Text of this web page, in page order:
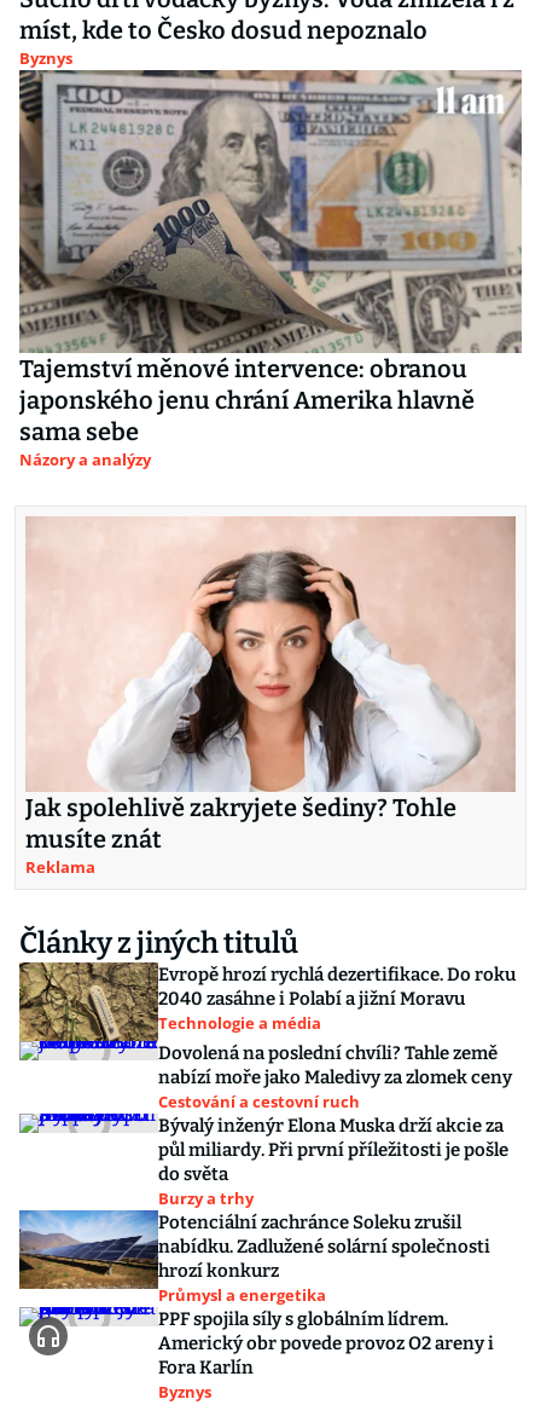
míst, kde to Česko dosud nepoznalo
Byznys
Tajemství měnové intervence: obranou
japonského jenu chrání Amerika hlavně
sama sebe
Názory a analýzy
Jak spolehlivě zakryjete šediny? Tohle
musíte znát
Reklama
Články z jiných titulů
Evropě hrozí rychlá dezertifikace. Do roku
2040 zasáhne i Polabí a jižní Moravu
Technologie a média
Dovolená na poslední chvíli? Tahle země
nabízí moře jako Maledivy za zlomek ceny
Cestování a cestovní ruch
Bývalý inženýr Elona Muska drží akcie za
půl miliardy. Při první příležitosti je pošle
do světa
Burzy a trhy
Potenciální zachránce Soleku zrušil
nabídku. Zadlužené solární společnosti
hrozí konkurz
Průmysl a energetika
PPF spojila síly s globálním lídrem.
Americký obr povede provoz O2 areny i
Fora Karlín
Byznys